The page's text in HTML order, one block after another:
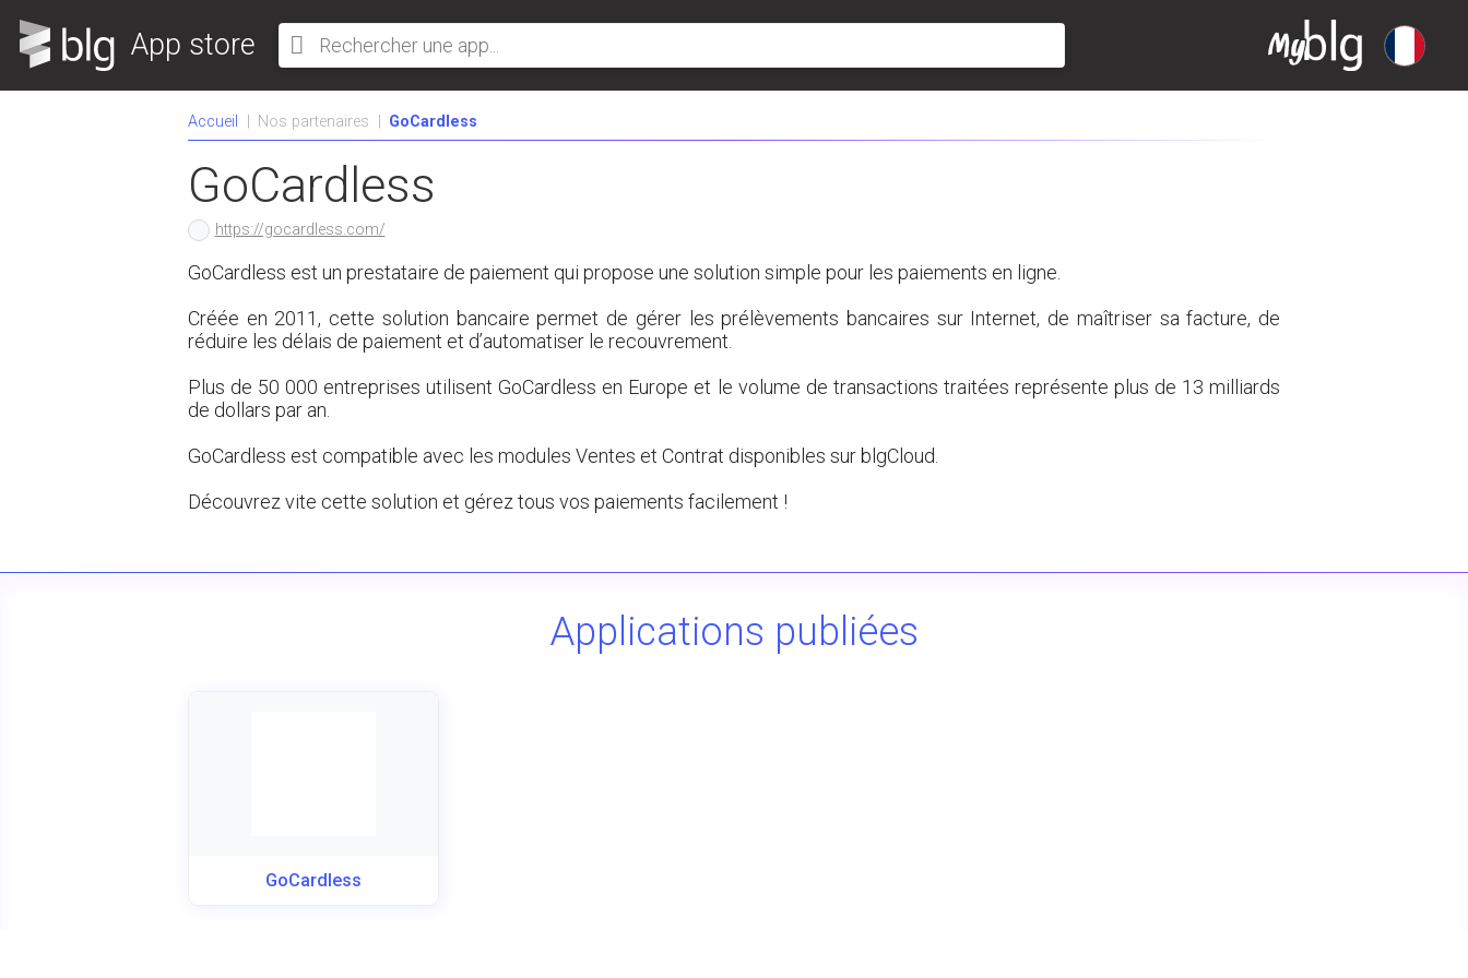
App store
Accueil Nos partenaires GoCardless
GoCardless
https://gocardless.com/
GoCardless est un prestataire de paiement qui propose une solution simple pour les paiements en ligne.
Créée en 2011, cette solution bancaire permet de gérer les prélèvements bancaires sur Internet, de maîtriser sa facture, de
réduire les délais de paiement et d’automatiser le recouvrement.
Plus de 50 000 entreprises utilisent GoCardless en Europe et le volume de transactions traitées représente plus de 13 milliards
de dollars par an.
GoCardless est compatible avec les modules Ventes et Contrat disponibles sur blgCloud.
Découvrez vite cette solution et gérez tous vos paiements facilement !
Applications publiées
GoCardless